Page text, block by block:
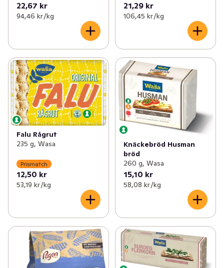
22,67 kr
94,46 kr /kg
21,29 kr
106,45 kr /kg
Falu Rågrut
235 g, Wasa
Prismatch
12,50 kr
53,19 kr /kg
Knäckebröd Husman
bröd
260 g, Wasa
15,10 kr
58,08 kr /kg